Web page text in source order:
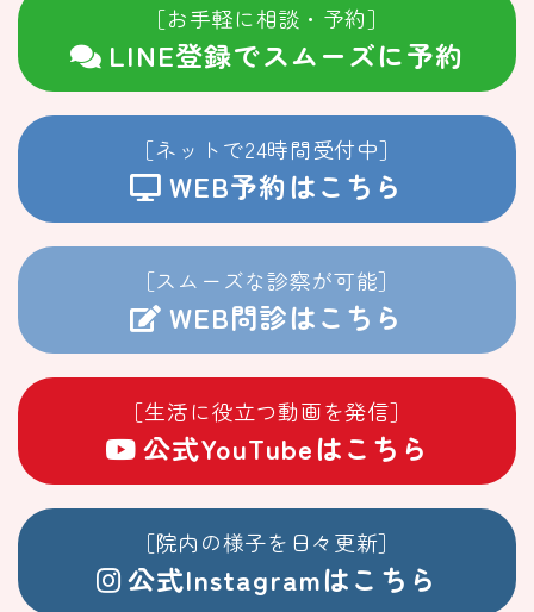
［お手軽に相談・予約］
LINE登録でスムーズに予約
［ネットで24時間受付中］
WEB予約はこちら
［スムーズな診察が可能］
WEB問診はこちら
［生活に役立つ動画を発信］
公式YouTubeはこちら
［院内の様子を日々更新］
公式Instagramはこちら